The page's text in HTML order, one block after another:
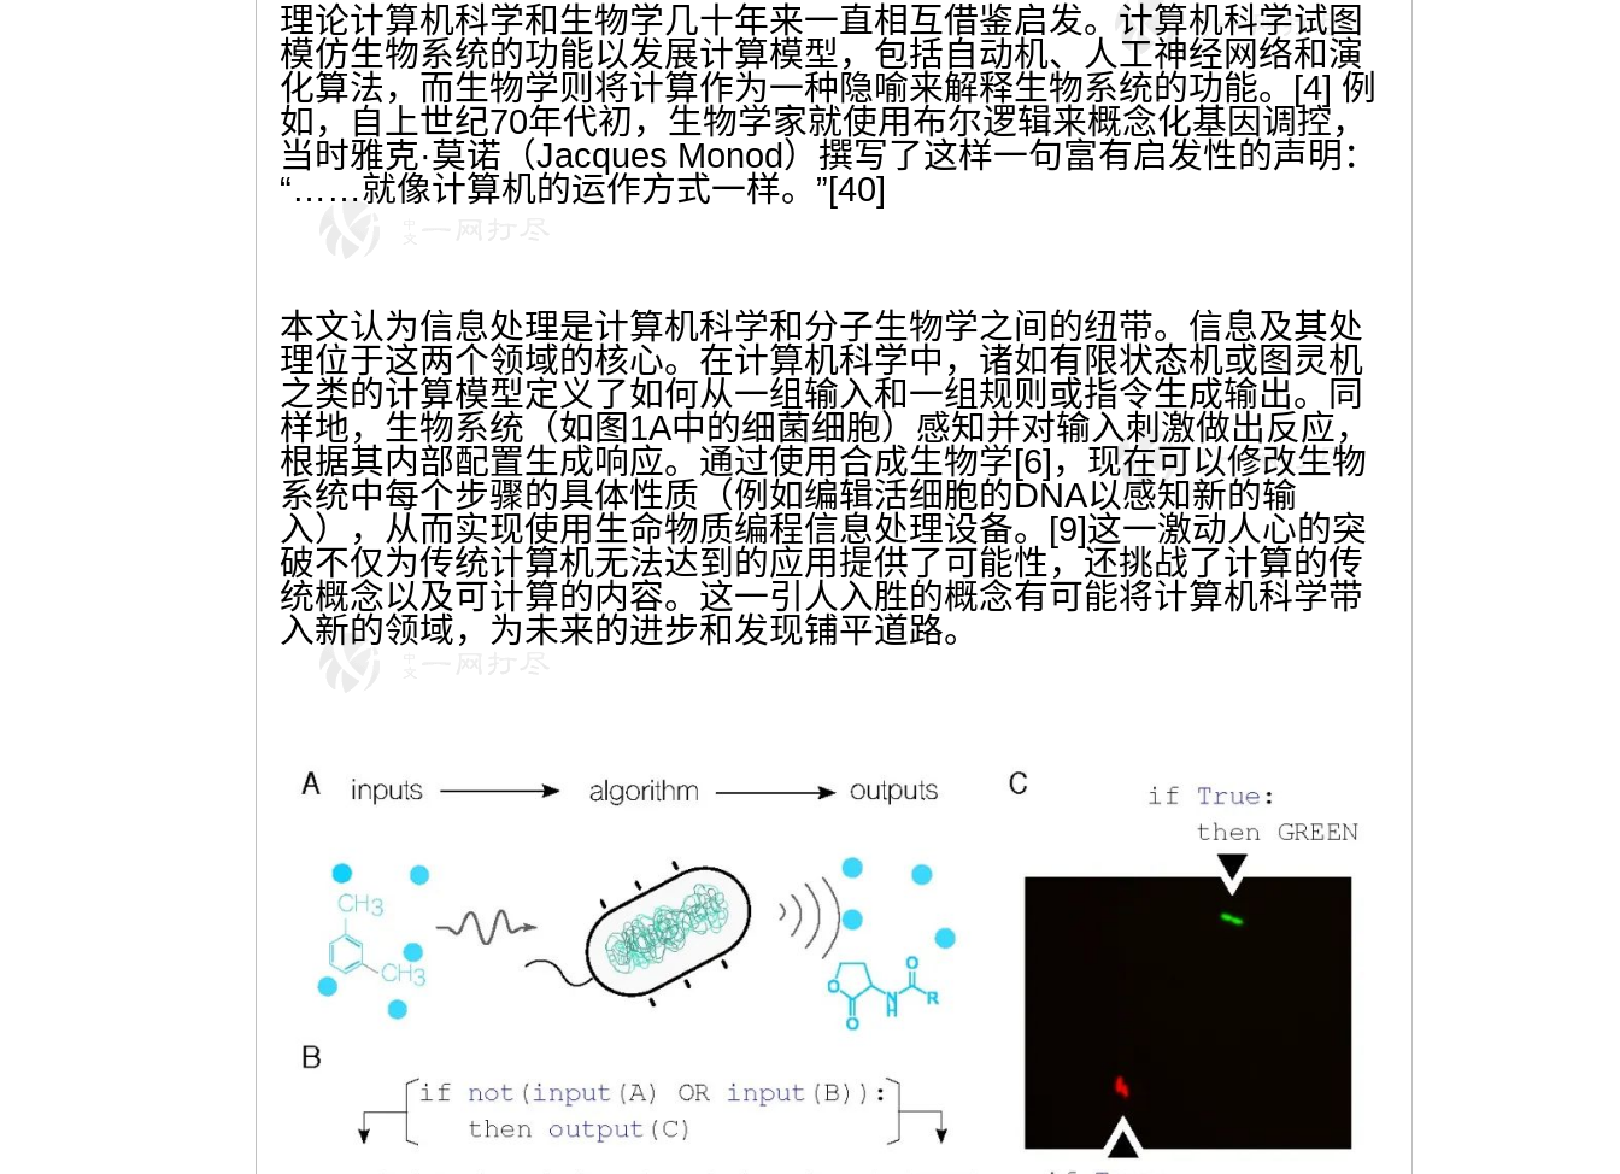
理论计算机科学和生物学几十年来一直相互借鉴启发。计算机科学试图
模仿生物系统的功能以发展计算模型，包括自动机、人工神经网络和演
化算法，而生物学则将计算作为一种隐喻来解释生物系统的功能。[4] 例
如，自上世纪70年代初，生物学家就使用布尔逻辑来概念化基因调控，
当时雅克·莫诺（Jacques Monod）撰写了这样一句富有启发性的声明：
“……就像计算机的运作方式一样。”[40]
本文认为信息处理是计算机科学和分子生物学之间的纽带。信息及其处
理位于这两个领域的核心。在计算机科学中，诸如有限状态机或图灵机
之类的计算模型定义了如何从一组输入和一组规则或指令生成输出。同
样地，生物系统（如图1A中的细菌细胞）感知并对输入刺激做出反应，
根据其内部配置生成响应。通过使用合成生物学[6]，现在可以修改生物
系统中每个步骤的具体性质（例如编辑活细胞的DNA以感知新的输
入），从而实现使用生命物质编程信息处理设备。[9]这一激动人心的突
破不仅为传统计算机无法达到的应用提供了可能性，还挑战了计算的传
统概念以及可计算的内容。这一引人入胜的概念有可能将计算机科学带
入新的领域，为未来的进步和发现铺平道路。